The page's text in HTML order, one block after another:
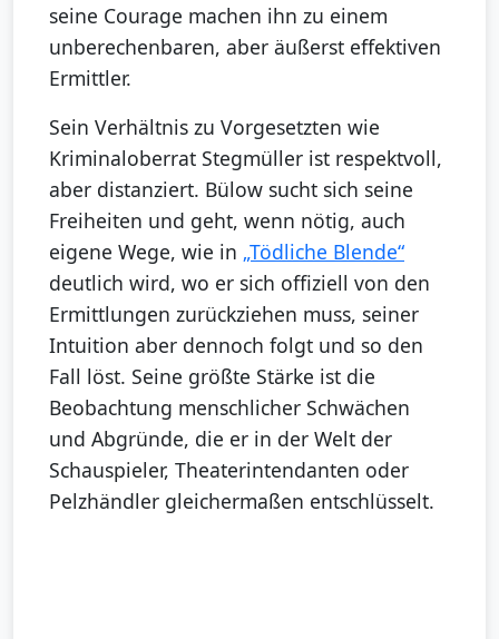
seine Courage machen ihn zu einem
unberechenbaren, aber äußerst effektiven
Ermittler.
Sein Verhältnis zu Vorgesetzten wie
Kriminaloberrat Stegmüller ist respektvoll,
aber distanziert. Bülow sucht sich seine
Freiheiten und geht, wenn nötig, auch
eigene Wege, wie in „Tödliche Blende“
deutlich wird, wo er sich offiziell von den
Ermittlungen zurückziehen muss, seiner
Intuition aber dennoch folgt und so den
Fall löst. Seine größte Stärke ist die
Beobachtung menschlicher Schwächen
und Abgründe, die er in der Welt der
Schauspieler, Theaterintendanten oder
Pelzhändler gleichermaßen entschlüsselt.